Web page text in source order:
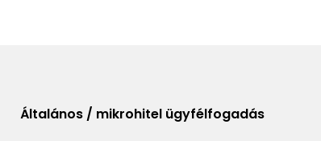
Általános / mikrohitel ügyfélfogadás